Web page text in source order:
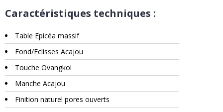
Caractéristiques techniques :
Table Epicéa massif
Fond/Eclisses Acajou
Touche Ovangkol
Manche Acajou
Finition naturel pores ouverts